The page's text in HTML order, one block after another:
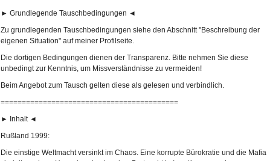
► Grundlegende Tauschbedingungen ◄
Zu grundlegenden Tauschbedingungen siehe den Abschnitt "Beschreibung der
eigenen Situation" auf meiner Profilseite.
Die dortigen Bedingungen dienen der Transparenz. Bitte nehmen Sie diese
unbedingt zur Kenntnis, um Missverständnisse zu vermeiden!
Beim Angebot zum Tausch gelten diese als gelesen und verbindlich.
==========================================
► Inhalt ◄
Rußland 1999:
Die einstige Weltmacht versinkt im Chaos. Eine korrupte Bürokratie und die Mafia